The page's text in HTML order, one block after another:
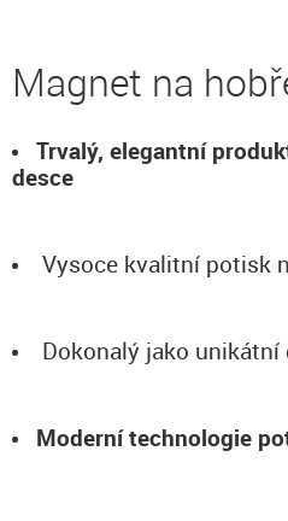
Magnet na
Trvalý, elegantní
desce
Vysoce kvalitní potisk
Dokonalý jako unikátní
Moderní technologie